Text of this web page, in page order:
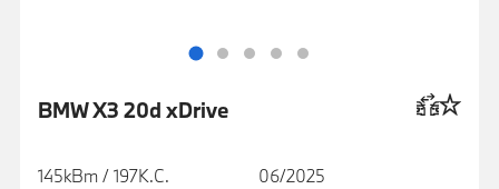
BMW X3 20d xDrive
145кВт / 197К.С.
06/2025